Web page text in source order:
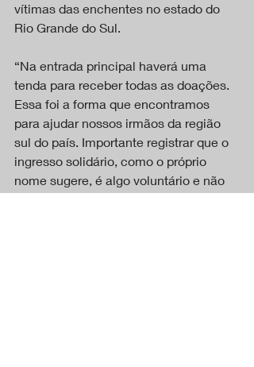
vítimas das enchentes no estado do
Rio Grande do Sul.
“Na entrada principal haverá uma
tenda para receber todas as doações.
Essa foi a forma que encontramos
para ajudar nossos irmãos da região
sul do país. Importante registrar que o
ingresso solidário, como o próprio
nome sugere, é algo voluntário e não